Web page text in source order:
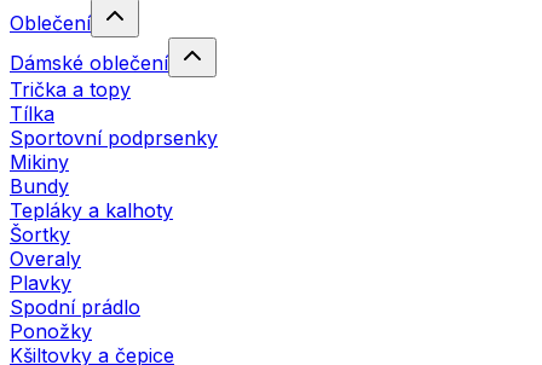
Oblečení
Dámské oblečení
Trička a topy
Tílka
Sportovní podprsenky
Mikiny
Bundy
Tepláky a kalhoty
Šortky
Overaly
Plavky
Spodní prádlo
Ponožky
Kšiltovky a čepice